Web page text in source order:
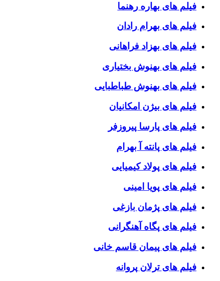
فیلم های بهاره رهنما
فیلم های بهرام رادان
فیلم های بهزاد فراهانی
فیلم های بهنوش بختیاری
فیلم های بهنوش طباطبایی
فیلم های بیژن امکانیان
فیلم های پارسا پیروزفر
فیلم های پانته آ بهرام
فیلم های پولاد کیمیایی
فیلم های پویا امینی
فیلم های پژمان بازغی
فیلم های پگاه آهنگرانی
فیلم های پیمان قاسم خانی
فیلم های ترلان پروانه